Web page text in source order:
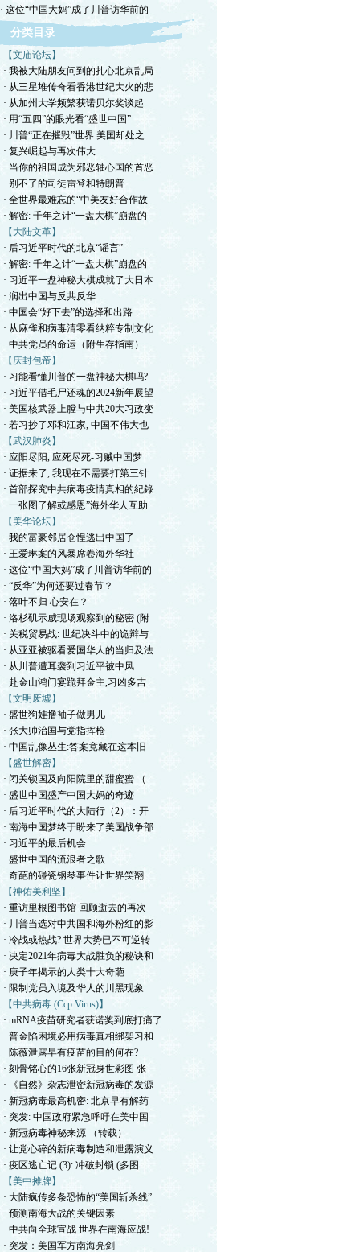
· 这位“中国大妈”成了川普访华前的
分类目录
【文庙论坛】
· 我被大陆朋友问到的扎心北京乱局
· 从三星堆传奇看香港世纪大火的悲
· 从加州大学频繁获诺贝尔奖谈起
· 用“五四”的眼光看“盛世中国”
· 川普“正在摧毁”世界 美国却处之
· 复兴崛起与再次伟大
· 当你的祖国成为邪恶轴心国的首恶
· 别不了的司徒雷登和特朗普
· 全世界最难忘的“中美友好合作故
· 解密: 千年之计“一盘大棋”崩盘的
【大陆文革】
· 后习近平时代的北京“谣言”
· 解密: 千年之计“一盘大棋”崩盘的
· 习近平一盘神秘大棋成就了大日本
· 润出中国与反共反华
· 中国会“好下去”的选择和出路
· 从麻雀和病毒清零看纳粹专制文化
· 中共党员的命运（附生存指南）
【庆封包帝】
· 习能看懂川普的一盘神秘大棋吗?
· 习近平借毛尸还魂的2024新年展望
· 美国核武器上膛与中共20大习政变
· 若习抄了邓和江家, 中国不伟大也
【武汉肺炎】
· 应阳尽阳, 应死尽死-习贼中国梦
· 证据来了, 我现在不需要打第三针
· 首部探究中共病毒疫情真相的紀錄
· 一张图了解或感恩”海外华人互助
【美华论坛】
· 我的富豪邻居仓惶逃出中国了
· 王爱琳案的风暴席卷海外华社
· 这位“中国大妈”成了川普访华前的
· “反华”为何还要过春节？
· 落叶不归 心安在？
· 洛杉矶示威现场观察到的秘密 (附
· 关税贸易战: 世纪决斗中的诡辩与
· 从亚亚被驱看爱国华人的当归及法
· 从川普遭耳袭到习近平被中风
· 赴金山鸿门宴跪拜金主,习凶多吉
【文明废墟】
· 盛世狗娃撸袖子做男儿
· 张大帅治国与党指挥枪
· 中国乱像丛生:答案竟藏在这本旧
【盛世解密】
· 闭关锁国及向阳院里的甜蜜蜜 （
· 盛世中国盛产中国大妈的奇迹
· 后习近平时代的大陆行（2）：开
· 南海中国梦终于盼来了美国战争部
· 习近平的最后机会
· 盛世中国的流浪者之歌
· 奇葩的碰瓷钢琴事件让世界笑翻
【神佑美利坚】
· 重访里根图书馆 回顾逝去的再次
· 川普当选对中共国和海外粉红的影
· 冷战或热战? 世界大势已不可逆转
· 决定2021年病毒大战胜负的秘诀和
· 庚子年揭示的人类十大奇葩
· 限制党员入境及华人的川黑现象
【中共病毒 (Ccp Virus)】
· mRNA疫苗研究者获诺奖到底打痛了
· 普金陷困境必用病毒真相绑架习和
· 陈薇泄露早有疫苗的目的何在?
· 刻骨铭心的16张新冠身世彩图 张
· 《自然》杂志泄密新冠病毒的发源
· 新冠病毒最高机密: 北京早有解药
· 突发: 中国政府紧急呼吁在美中国
· 新冠病毒神秘来源 （转载）
· 让党心碎的新病毒制造和泄露演义
· 疫区逃亡记 (3): 冲破封锁 (多图
【美中摊牌】
· 大陆疯传多条恐怖的“美国斩杀线”
· 预测南海大战的关键因素
· 中共向全球宣战 世界在南海应战!
· 突发：美国军方南海亮剑